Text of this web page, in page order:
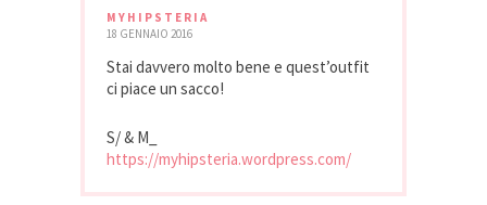
MYHIPSTERIA
18 GENNAIO 2016
Stai davvero molto bene e quest’outfit
ci piace un sacco!
S/ & M_
https://myhipsteria.wordpress.com/